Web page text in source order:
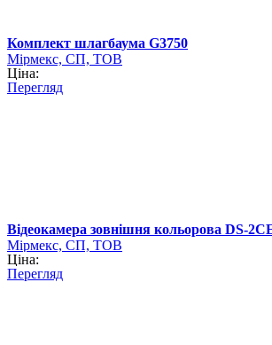
Комплект шлагбаума G3750
Мірмекс, СП, ТОВ
Ціна:
Перегляд
Відеокамера зовнішня кольорова DS-
Мірмекс, СП, ТОВ
Ціна:
Перегляд